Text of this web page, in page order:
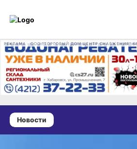
Новости